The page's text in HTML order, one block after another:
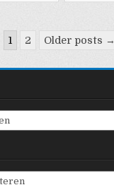
1 2 Older posts →